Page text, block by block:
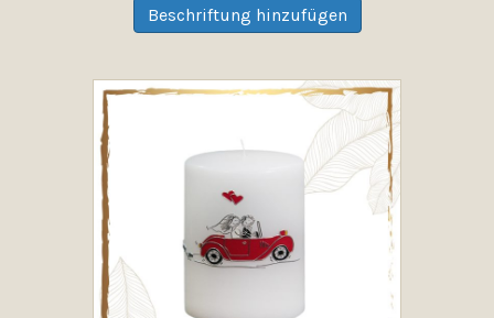
Beschriftung hinzufügen
weist
Varianten
auf.
Die
Optionen
können
der
Produktseite
gewählt
werden